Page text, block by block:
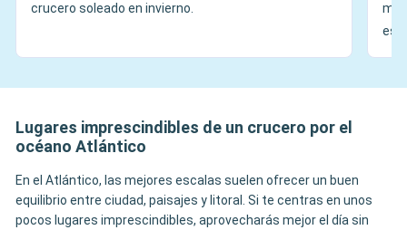
crucero soleado en invierno.
Lugares imprescindibles de un crucero por el
océano Atlántico
En el Atlántico, las mejores escalas suelen ofrecer un buen
equilibrio entre ciudad, paisajes y litoral. Si te centras en unos
pocos lugares imprescindibles, aprovecharás mejor el día sin